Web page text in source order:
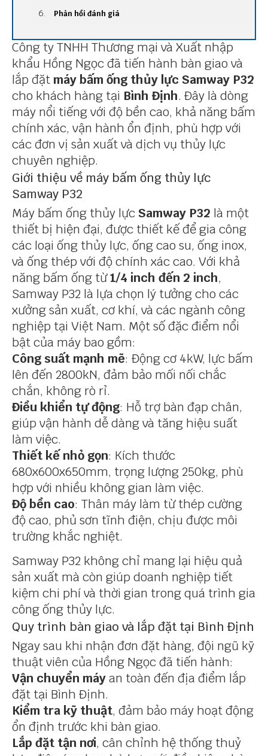
Phản hồi đánh giá
Công ty TNHH Thương mại và Xuất nhập
khẩu Hồng Ngọc đã tiến hành bàn giao và
lắp đặt máy bấm ống thủy lực Samway P32
cho khách hàng tại Bình Định. Đây là dòng
máy nổi tiếng với độ bền cao, khả năng bấm
chính xác, vận hành ổn định, phù hợp với
các đơn vị sản xuất và dịch vụ thủy lực
chuyên nghiệp.
Giới thiệu về máy bấm ống thủy lực
Samway P32
Máy bấm ống thủy lực Samway P32 là một
thiết bị hiện đại, được thiết kế để gia công
các loại ống thủy lực, ống cao su, ống inox,
và ống thép với độ chính xác cao. Với khả
năng bấm ống từ1/4 inch đến 2 inch,
Samway P32 là lựa chọn lý tưởng cho các
xưởng sản xuất, cơ khí, và các ngành công
nghiệp tại Việt Nam. Một số đặc điểm nổi
bật của máy bao gồm:
Công suất mạnh mẽ: Động cơ 4kW, lực bấm
lên đến 2800kN, đảm bảo mối nối chắc
chắn, không rò rỉ.
Điều khiển tự động: Hỗ trợ bàn đạp chân,
giúp vận hành dễ dàng và tăng hiệu suất
làm việc.
Thiết kế nhỏ gọn: Kích thước
680x600x650mm, trọng lượng 250kg, phù
hợp với nhiều không gian làm việc.
Độ bền cao: Thân máy làm từ thép cường
độ cao, phủ sơn tĩnh điện, chịu được môi
trường khắc nghiệt.
Samway P32 không chỉ mang lại hiệu quả
sản xuất mà còn giúp doanh nghiệp tiết
kiệm chi phí và thời gian trong quá trình gia
công ống thủy lực.
Quy trình bàn giao và lắp đặt tại Bình Định
Ngay sau khi nhận đơn đặt hàng, đội ngũ kỹ
thuật viên của Hồng Ngọc đã tiến hành:
Vận chuyển máyan toàn đến địa điểm lắp
đặt tại Bình Định.
Kiểm tra kỹ thuật, đảm bảo máy hoạt động
ổn định trước khi bàn giao.
Lắp đặt tận nơi, cân chỉnh hệ thống thuỷ